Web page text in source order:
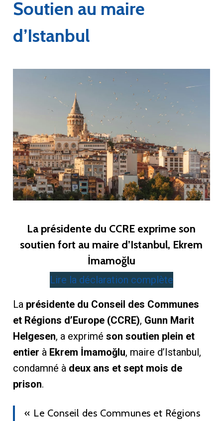
Soutien au maire
d’Istanbul
La présidente du CCRE exprime son
soutien fort au maire d’Istanbul, Ekrem
İmamoğlu
Lire la déclaration complète
La présidente du Conseil des Communes
et Régions d’Europe (CCRE), Gunn Marit
Helgesen, a exprimé son soutien plein et
entier à Ekrem İmamoğlu, maire d’Istanbul,
condamné à deux ans et sept mois de
prison.
« Le Conseil des Communes et Régions